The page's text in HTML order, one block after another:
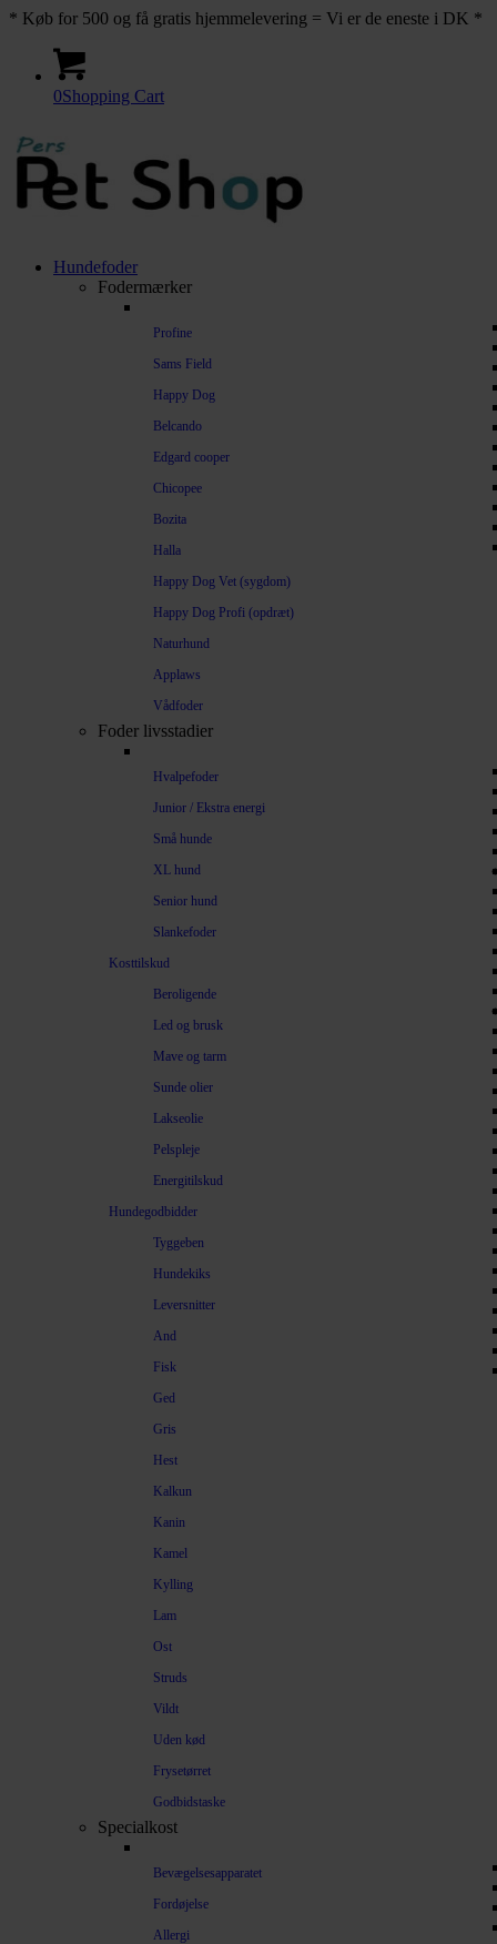
* Køb for 500 og få gratis hjemmelevering = Vi er de eneste i DK *
0Shopping Cart
Hundefoder
Fodermærker
Profine
Sams Field
Happy Dog
Belcando
Edgard cooper
Chicopee
Bozita
Halla
Happy Dog Vet (sygdom)
Happy Dog Profi (opdræt)
Naturhund
Applaws
Vådfoder
Foder livsstadier
Hvalpefoder
Junior / Ekstra energi
Små hunde
XL hund
Senior hund
Slankefoder
Kosttilskud
Beroligende
Led og brusk
Mave og tarm
Sunde olier
Lakseolie
Pelspleje
Energitilskud
Hundegodbidder
Tyggeben
Hundekiks
Leversnitter
And
Fisk
Ged
Gris
Hest
Kalkun
Kanin
Kamel
Kylling
Lam
Ost
Struds
Vildt
Uden kød
Frysetørret
Godbidstaske
Specialkost
Bevægelsesapparatet
Fordøjelse
Allergi